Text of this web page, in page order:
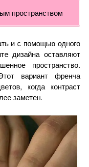
пространством
и с помощью одного
дизайна оставляют
пространство.
вариант френча
когда контраст
заметен.